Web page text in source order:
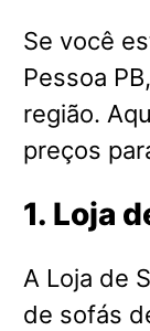
Se você
Pessoa
região.
preços
1. Loja
A Loja de
de sofás